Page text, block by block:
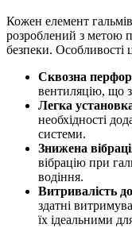
Кожен елемент
розроблений з метою
безпеки. Особливості
Сквозна
вентиляцію, що
Легка
необхідності
системи.
Знижена
вібрацію при
водіння.
Витривалість
здатні
їх ідеальними